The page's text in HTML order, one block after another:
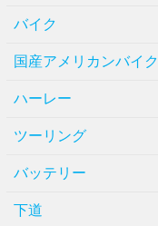
バイク
国産アメリカンバイク
ハーレー
ツーリング
バッテリー
下道